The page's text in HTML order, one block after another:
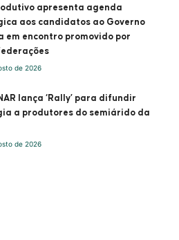
apresenta agenda
aos candidatos ao Governo
em encontro promovido por
de 2026
lança ‘Rally’ para difundir
a produtores do semiárido da
de 2026